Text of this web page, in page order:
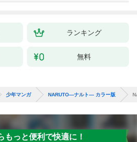
ランキング
無料
少年マンガ NARUTO―ナルト― カラー版
もっと便利で快適に！